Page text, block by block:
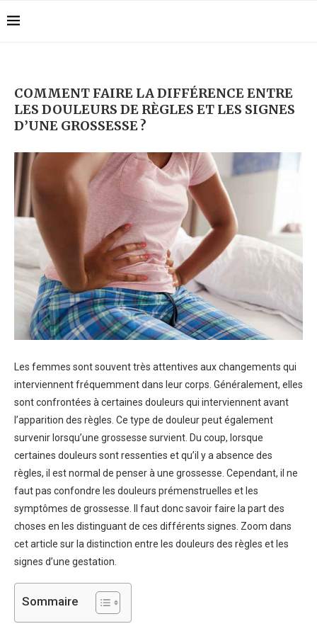
COMMENT FAIRE LA DIFFÉRENCE ENTRE
LES DOULEURS DE RÈGLES ET LES SIGNES
D’UNE GROSSESSE ?
Les femmes sont souvent très attentives aux changements qui
interviennent fréquemment dans leur corps. Généralement, elles
sont confrontées à certaines douleurs qui interviennent avant
l’apparition des règles. Ce type de douleur peut également
survenir lorsqu’une grossesse survient. Du coup, lorsque
certaines douleurs sont ressenties et qu’il y a absence des
règles, il est normal de penser à une grossesse. Cependant, il ne
faut pas confondre les douleurs prémenstruelles et les
symptômes de grossesse. Il faut donc savoir faire la part des
choses en les distinguant de ces différents signes. Zoom dans
cet article sur la distinction entre les douleurs des règles et les
signes d’une gestation.
Sommaire